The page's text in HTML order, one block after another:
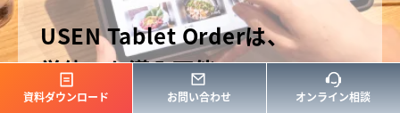
業界・業種に適しているか
現在の店舗オペレーションをヒアリングし、USENレ
ジで解消できるかご確認いただけます。
USEN Tablet Orderは、
単体でも導入可能
資料ダウンロード お問い合わせ オンライン相談